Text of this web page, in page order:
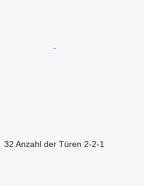
32 Anzahl der Türen 2-2-1